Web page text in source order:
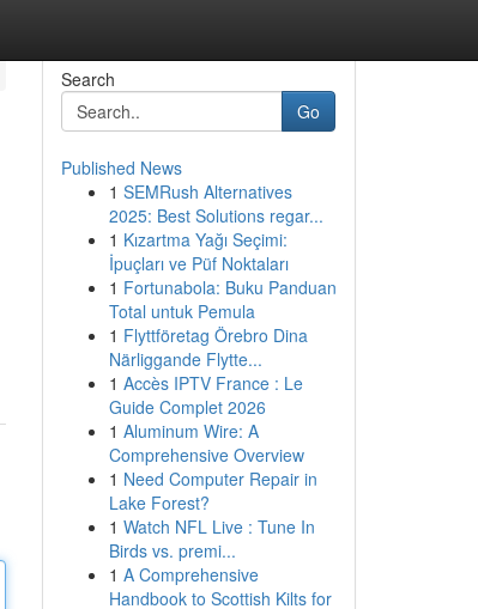
Search
Go
Published News
1 SEMRush Alternatives
2025: Best Solutions regar...
1 Kızartma Yağı Seçimi:
İpuçları ve Püf Noktaları
1 Fortunabola: Buku Panduan
Total untuk Pemula
1 Flyttföretag Örebro Dina
Närliggande Flytte...
1 Accès IPTV France : Le
Guide Complet 2026
1 Aluminum Wire: A
Comprehensive Overview
1 Need Computer Repair in
Lake Forest?
1 Watch NFL Live : Tune In
Birds vs. premi...
1 A Comprehensive
Handbook to Scottish Kilts for